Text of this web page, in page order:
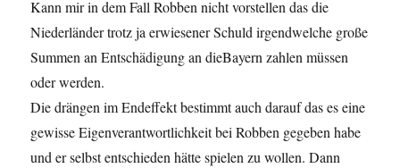
Kann mir in dem Fall Robben nicht vorstellen das die
Niederländer trotz ja erwiesener Schuld irgendwelche große
Summen an Entschädigung an dieBayern zahlen müssen
oder werden.
Die drängen im Endeffekt bestimmt auch darauf das es eine
gewisse Eigenverantwortlichkeit bei Robben gegeben habe
und er selbst entschieden hätte spielen zu wollen. Dann